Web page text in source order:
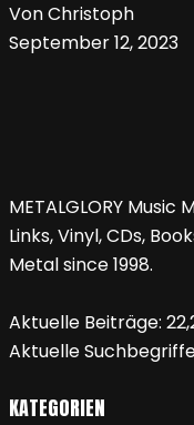
Von Christoph
September 12, 2023
METALGLORY Music
Links, Vinyl, CDs,
Metal since 1998.
Aktuelle Beiträge:
Aktuelle
KATEGORIEN